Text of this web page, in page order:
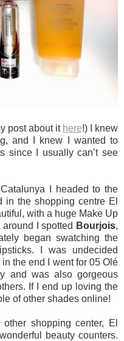
post about it here!) I knew
and I knew I wanted to
since I usually can’t see
I headed to the
in the shopping centre El
with a huge Make Up
I spotted Bourjois,
began swatching the
I was undecided
the end I went for 05 Olé
and was also gorgeous
If I end up loving the
of other shades online!
shopping center, El
beauty counters.